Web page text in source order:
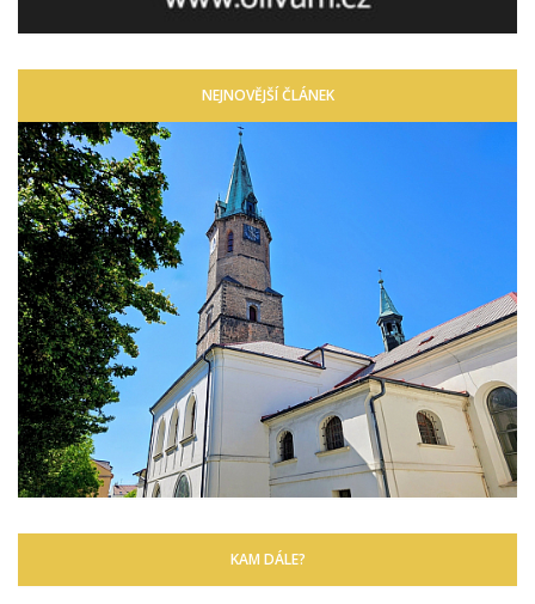
NEJNOVĚJŠÍ ČLÁNEK
KAM DÁLE?